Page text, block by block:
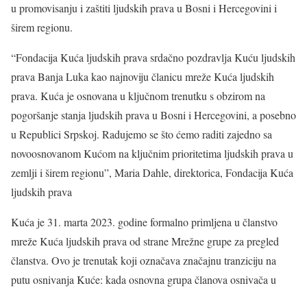
u promovisanju i zaštiti ljudskih prava u Bosni i Hercegovini i
širem regionu.
“Fondacija Kuća ljudskih prava srdačno pozdravlja Kuću ljudskih
prava Banja Luka kao najnoviju članicu mreže Kuća ljudskih
prava. Kuća je osnovana u ključnom trenutku s obzirom na
pogoršanje stanja ljudskih prava u Bosni i Hercegovini, a posebno
u Republici Srpskoj. Radujemo se što ćemo raditi zajedno sa
novoosnovanom Kućom na ključnim prioritetima ljudskih prava u
zemlji i širem regionu”, Maria Dahle, direktorica, Fondacija Kuća
ljudskih prava
Kuća je 31. marta 2023. godine formalno primljena u članstvo
mreže Kuća ljudskih prava od strane Mrežne grupe za pregled
članstva. Ovo je trenutak koji označava značajnu tranziciju na
putu osnivanja Kuće: kada osnovna grupa članova osnivača u